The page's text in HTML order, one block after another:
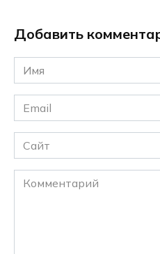
Добавить
Имя
*
Email
*
Сайт
Комментарий